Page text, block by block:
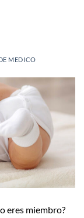
MEDICO
eres miembro?